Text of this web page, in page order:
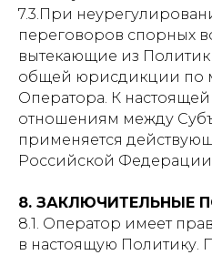
7.3.При
переговоров спорных
вытекающие из
общей юрисдикции по
Оператора. К
отношениям между
применяется
Российской Федерации.
8. ЗАКЛЮЧИТЕЛЬНЫЕ
8.1. Оператор имеет
в настоящую Политику.